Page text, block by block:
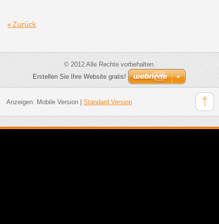
« Zurück
© 2012 Alle Rechte vorbehalten.
Erstellen Sie Ihre Website gratis!
Anzeigen: Mobile Version| Standard Version